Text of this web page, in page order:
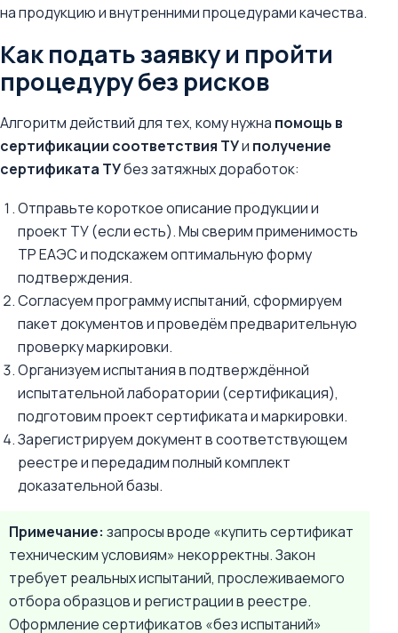
на продукцию и внутренними процедурами качества.
Как подать заявку и пройти
процедуру без рисков
Алгоритм действий для тех, кому нужна помощь в
сертификации соответствия ТУи получение
сертификата ТУбез затяжных доработок:
Отправьте короткое описание продукции и
проект ТУ (если есть). Мы сверим применимость
ТР ЕАЭС и подскажем оптимальную форму
подтверждения.
Согласуем программу испытаний, сформируем
пакет документов и проведём предварительную
проверку маркировки.
Организуем испытания в подтверждённой
испытательной лаборатории (сертификация),
подготовим проект сертификата и маркировки.
Зарегистрируем документ в соответствующем
реестре и передадим полный комплект
доказательной базы.
Примечание: запросы вроде «купить сертификат
техническим условиям» некорректны. Закон
требует реальных испытаний, прослеживаемого
отбора образцов и регистрации в реестре.
Оформление сертификатов «без испытаний»